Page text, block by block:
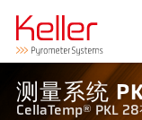
测量系统
CellaTemp® PKL